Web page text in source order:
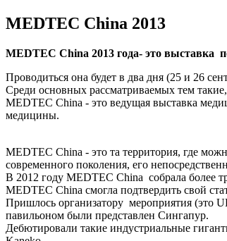
MEDTEC China 2013
MEDTEC China 2013 года- это выставка
Проводиться она будет в два дня (25 и 26
Среди основных рассматриваемых тем
MEDTEC China - это ведущая выставка
медицины.
MEDTEC China - это та территория, где
современного поколения, его
В 2012 году MEDTEC China собрала более
MEDTEC China смогла подтвердить свой
Пришлось организатору мероприятия (это
павильоном были представлен Сингапур.
Дебютировали такие индустриальные